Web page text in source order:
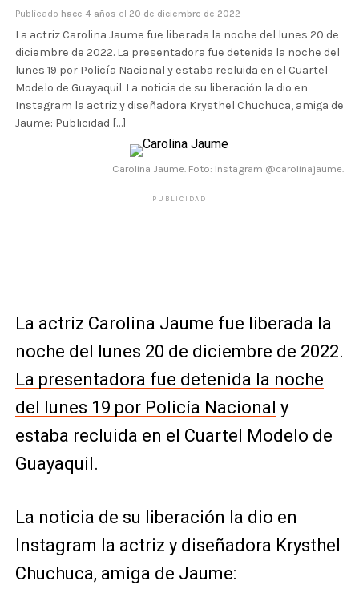
Publicado hace 4 años el 20 de diciembre de 2022
La actriz Carolina Jaume fue liberada la noche del lunes 20 de
diciembre de 2022. La presentadora fue detenida la noche del
lunes 19 por Policía Nacional y estaba recluida en el Cuartel
Modelo de Guayaquil. La noticia de su liberación la dio en
Instagram la actriz y diseñadora Krysthel Chuchuca, amiga de
Jaume: Publicidad […]
Carolina Jaume. Foto: Instagram @carolinajaume.
PUBLICIDAD
La actriz Carolina Jaume fue liberada la
noche del lunes 20 de diciembre de 2022.
La presentadora fue detenida la noche
del lunes 19 por Policía Nacional y
estaba recluida en el Cuartel Modelo de
Guayaquil.
La noticia de su liberación la dio en
Instagram la actriz y diseñadora Krysthel
Chuchuca, amiga de Jaume: